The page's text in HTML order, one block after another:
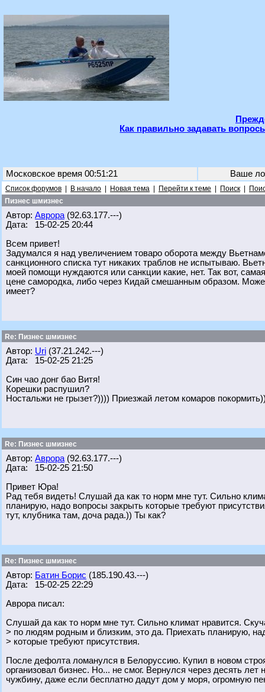
Как правильно задавать
Московское время 00:51:21 Ваше
Список форумов В начало Новая тема Перейти к теме Поиск
Пизнес шмизнес
Автор: Аврора (92.63.177.---)
Дата: 15-02-25 20:44
Всем привет!
Задумался я над увеличением товаро оборота между
санкционного списка тут никаких траблов не испытываю.
моей помощи нуждаются или санкции какие, нет. Так вот,
цене самородка, либо через Кидай смешанным образом.
имеет?
Re: Пизнес шмизнес
Автор: Uri (37.21.242.---)
Дата: 15-02-25 21:25
Син чао донг бао Витя!
Корешки распушил?
Ностальжи не грызет?)))) Приезжай летом комаров
Re: Пизнес шмизнес
Автор: Аврора (92.63.177.---)
Дата: 15-02-25 21:50
Привет Юра!
Рад тебя видеть! Слушай да как то норм мне тут. Сильно
планирую, надо вопросы закрыть которые требуют
тут, клубника там, доча рада.)) Ты как?
Re: Пизнес шмизнес
Автор: Батин Борис (185.190.43.---)
Дата: 15-02-25 22:29
Аврора писал:
Слушай да как то норм мне тут. Сильно климат нравится.
> по людям родным и близким, это да. Приехать планирую,
> которые требуют присутствия.
После дефолта ломанулся в Белоруссию. Купил в новом
организовал бизнес. Но... не смог. Вернулся через десять
чужбину, даже если бесплатно дадут дом у моря, огромную